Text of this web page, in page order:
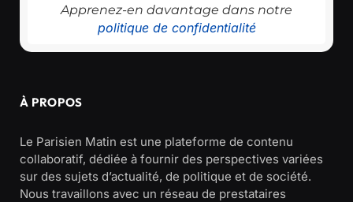
Apprenez-en davantage dans notre
politique de confidentialité
À PROPOS
Le Parisien Matin est une plateforme de contenu
collaboratif, dédiée à fournir des perspectives variées
sur des sujets d’actualité, de politique et de société.
Nous travaillons avec un réseau de prestataires